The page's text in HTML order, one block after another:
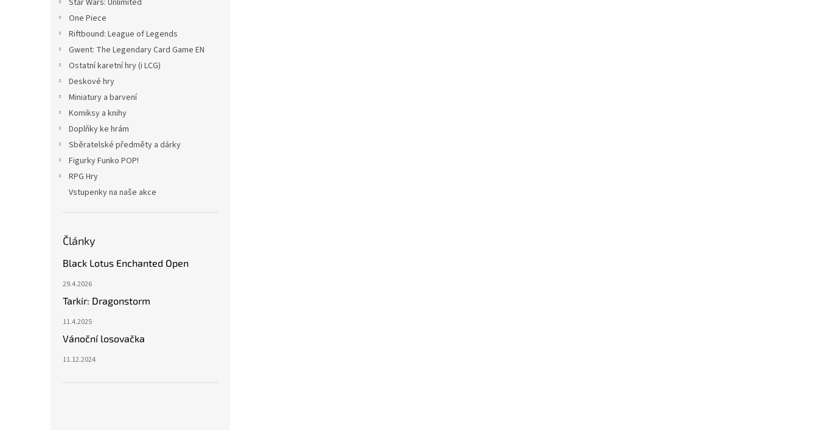
Star Wars: Unlimited
One Piece
Riftbound: League of Legends
Gwent: The Legendary Card Game EN
Ostatní karetní hry (i LCG)
Deskové hry
Miniatury a barvení
Komiksy a knihy
Doplňky ke hrám
Sběratelské předměty a dárky
Figurky Funko POP!
RPG Hry
Vstupenky na naše akce
Články
Black Lotus Enchanted Open
29.4.2026
Tarkir: Dragonstorm
11.4.2025
Vánoční losovačka
11.12.2024